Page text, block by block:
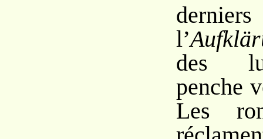
derniers
l’
des
penche
Les